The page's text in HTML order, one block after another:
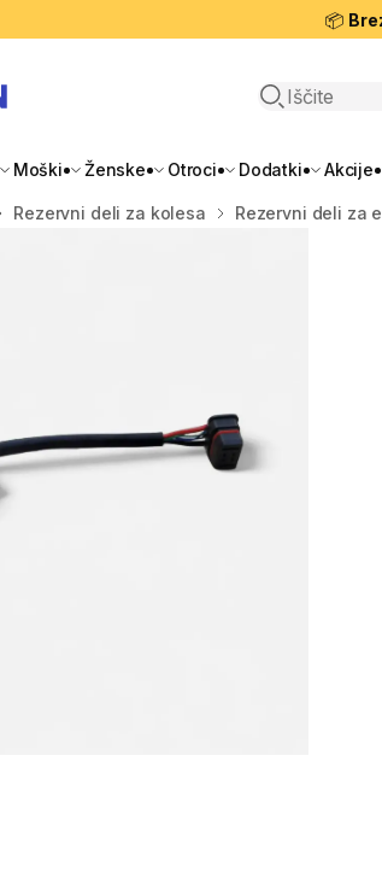
📦
Odpri iskanje
Moški Ženske Otroci Dodatki Akcije
Rezervni deli za kolesa Rezervni deli za